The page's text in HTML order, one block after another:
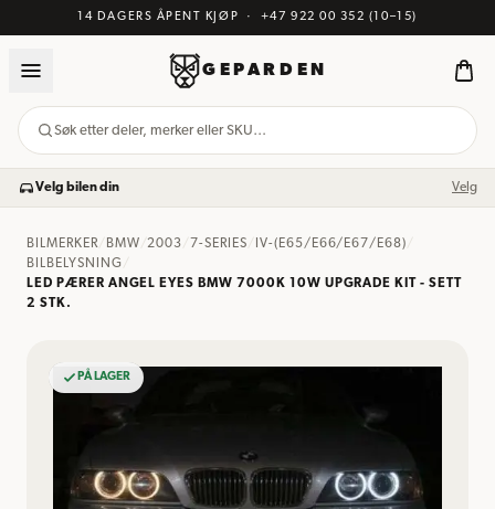
14 DAGERS ÅPENT KJØP · +47 922 00 352 (10–15)
GEPARDEN
Søk etter deler, merker eller SKU…
Velg bilen din Velg
BILMERKER/ BMW /2003 7-SERIES IV-(E65/E66/E67/E68)
BILBELYSNING
LED PÆRER ANGEL EYES BMW 7000K 10W UPGRADE KIT - SETT
2 STK.
PÅ LAGER